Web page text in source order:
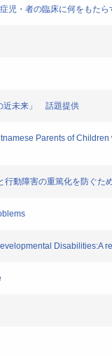
児・者の臨床に何をもたら
近未来」 話題提供
Parents of
動障害の重篤化を防ぐため
Disabilities:A